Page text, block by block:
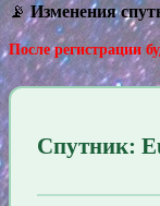
📡Изменения
После регистрации
Спутник: